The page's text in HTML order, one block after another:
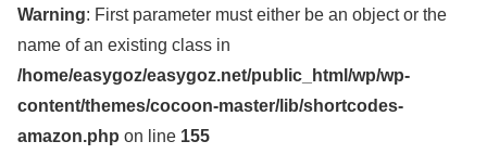
Warning: First parameter must either be an object or the
name of an existing class in
/home/easygoz/easygoz.net/public_html/wp/wp-
content/themes/cocoon-master/lib/shortcodes-
amazon.php on line 155